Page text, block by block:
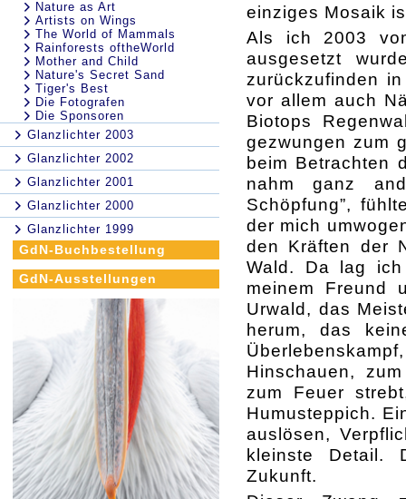
Nature as Art
Artists on Wings
The World of Mammals
Rainforests oftheWorld
Mother and Child
Nature's Secret Sand
Tiger's Best
Die Fotografen
Die Sponsoren
Glanzlichter 2003
Glanzlichter 2002
Glanzlichter 2001
Glanzlichter 2000
Glanzlichter 1999
GdN-Buchbestellung
GdN-Ausstellungen
einziges Mosaik
Als ich 2003
ausgesetzt
zurückzufinden
vor allem auch
Biotops
gezwungen zum
beim Betrachten
nahm ganz
Schöpfung”,
der mich
den Kräften der
Wald. Da lag ich
meinem Freund
Urwald, das
herum, das
Hinschauen,
zum Feuer
Humusteppich.
auslösen,
kleinste Detail.
Zukunft.